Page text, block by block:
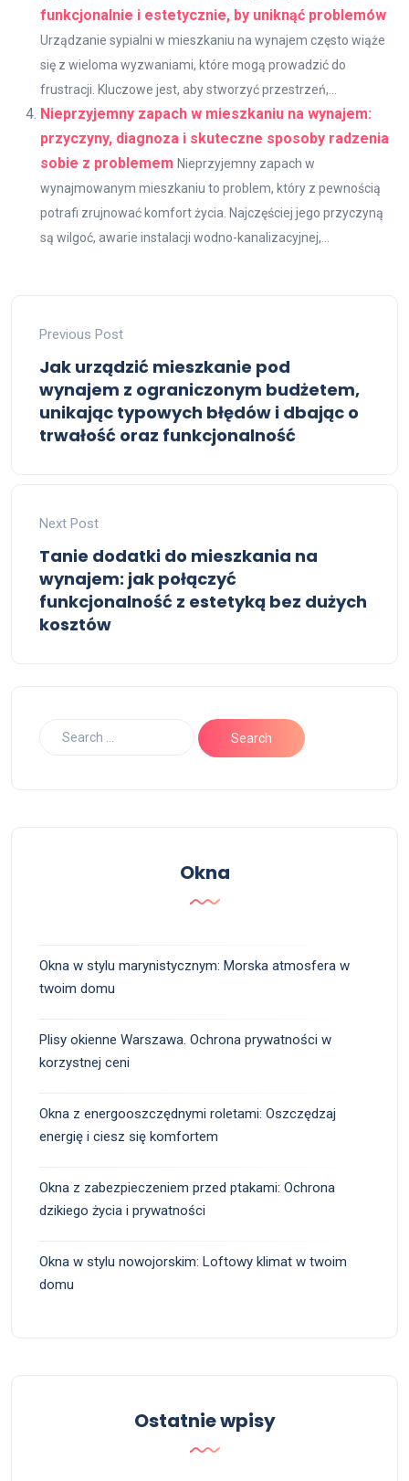
funkcjonalnie i estetycznie, by uniknąć problemów
Urządzanie sypialni w mieszkaniu na wynajem często wiąże
się z wieloma wyzwaniami, które mogą prowadzić do
frustracji. Kluczowe jest, aby stworzyć przestrzeń,...
Nieprzyjemny zapach w mieszkaniu na wynajem:
przyczyny, diagnoza i skuteczne sposoby radzenia
sobie z problemem Nieprzyjemny zapach w
wynajmowanym mieszkaniu to problem, który z pewnością
potrafi zrujnować komfort życia. Najczęściej jego przyczyną
są wilgoć, awarie instalacji wodno-kanalizacyjnej,...
Previous Post
Jak urządzić mieszkanie pod
wynajem z ograniczonym budżetem,
unikając typowych błędów i dbając o
trwałość oraz funkcjonalność
Next Post
Tanie dodatki do mieszkania na
wynajem: jak połączyć
funkcjonalność z estetyką bez dużych
kosztów
Okna
Okna w stylu marynistycznym: Morska atmosfera w
twoim domu
Plisy okienne Warszawa. Ochrona prywatności w
korzystnej ceni
Okna z energooszczędnymi roletami: Oszczędzaj
energię i ciesz się komfortem
Okna z zabezpieczeniem przed ptakami: Ochrona
dzikiego życia i prywatności
Okna w stylu nowojorskim: Loftowy klimat w twoim
domu
Ostatnie wpisy